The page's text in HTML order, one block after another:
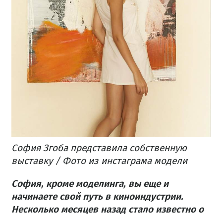
София Згоба представила собственную
выставку / Фото из инстаграма модели
София, кроме моделинга, вы еще и
начинаете свой путь в киноиндустрии.
Несколько месяцев назад стало известно о